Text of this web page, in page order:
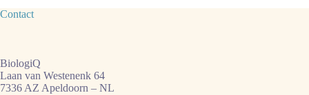
baby
Contact
BiologiQ
Laan van Westenenk 64
7336 AZ Apeldoorn – NL